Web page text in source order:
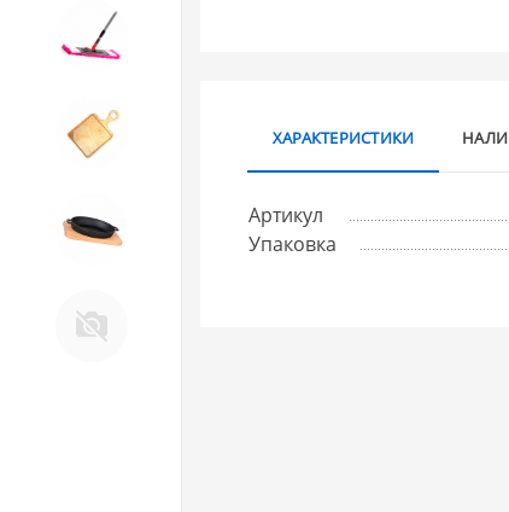
11. Товары для КУХНИ
12. ПЕЧНОЕ литье и посуда из
ХАРАКТЕРИСТИКИ
Артикул
Упаковка